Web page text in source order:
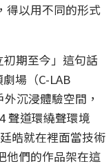
得以用不同的形式
初期至今」這句話
場（C-LAB
沉浸體驗空間，
聲道環繞聲環境
皓就在裡面當技術
他們的作品架在這